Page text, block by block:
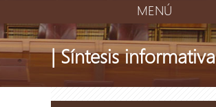
MENÚ
| Síntesis informativa